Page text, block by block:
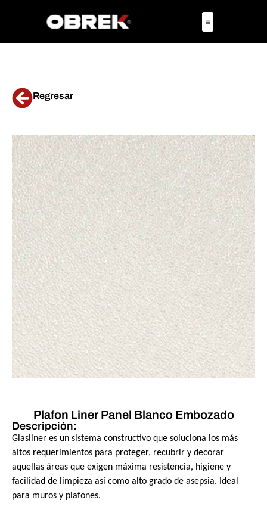
Regresar
Plafon Liner Panel Blanco Embozado
Descripción:
Glasliner es un sistema constructivo que soluciona los más
altos requerimientos para proteger, recubrir y decorar
aquellas áreas que exigen máxima resistencia, higiene y
facilidad de limpieza así como alto grado de asepsia. Ideal
para muros y plafones.